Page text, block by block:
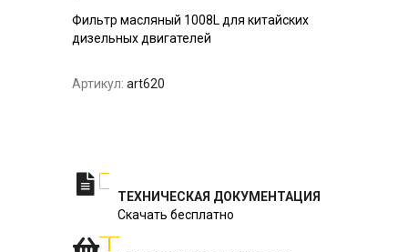
Фильтр масляный 1008L для китайских
дизельных двигателей
Артикул: art620
ТЕХНИЧЕСКАЯ ДОКУМЕНТАЦИЯ
Скачать бесплатно